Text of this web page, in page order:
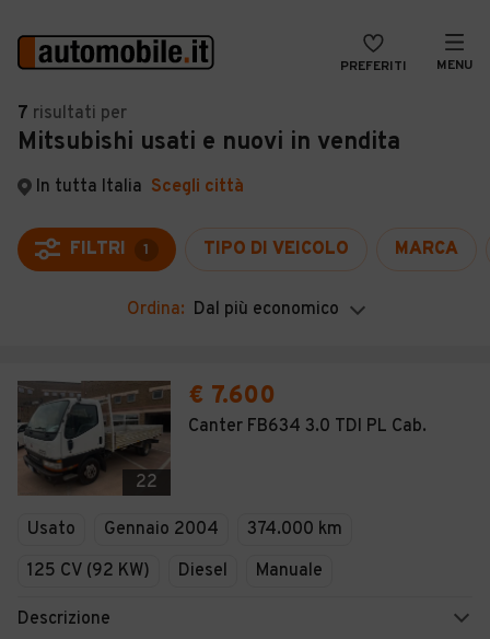
PREFERITI MENU
Auto
Auto usate
Auto Km 0
Auto Nuove
Noleggio a lungo termine
Moto
Camper
Veicoli Commerciali
VENDI
MAGAZINE
ACCEDI
7 risultati per
Mitsubishi usati e nuovi in vendita
In tutta Italia Scegli città
FILTRI 1 TIPO DI VEICOLO MARCA
Ordina: Dal più economico
22
€ 7.600
Canter FB634 3.0 TDI PL Cab.
Usato Gennaio 2004
374.000 km
125 CV (92 KW)
Diesel Manuale
Descrizione